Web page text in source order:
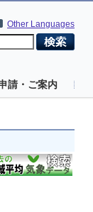
Other Languages
請・ご案内